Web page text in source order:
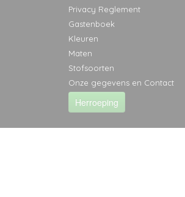
Privacy Reglement
Gastenboek
Kleuren
Maten
Stofsoorten
Onze gegevens en Contact
Herroeping